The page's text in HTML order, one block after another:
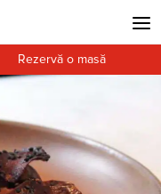
Rezervă o masă